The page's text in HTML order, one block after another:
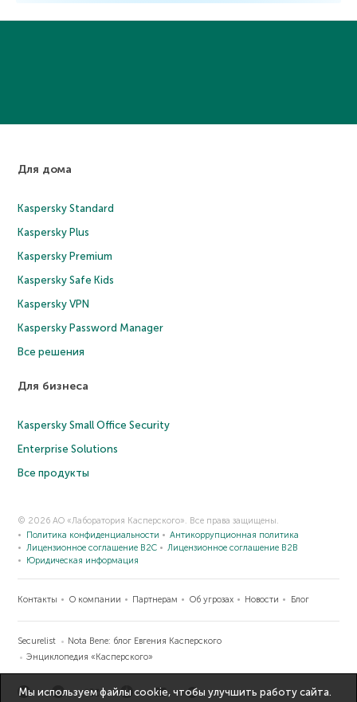
Для дома
Kaspersky Standard
Kaspersky Plus
Kaspersky Premium
Kaspersky Safe Kids
Kaspersky VPN
Kaspersky Password Manager
Все решения
Для бизнеса
Kaspersky Small Office Security
Enterprise Solutions
Все продукты
© 2026 АО «Лаборатория Касперского». Все права защищены.
Политика конфиденциальности
Антикоррупционная политика
Лицензионное соглашение B2C
Лицензионное соглашение B2B
Юридическая информация
Контакты О компании Партнерам Об угрозах Новости Блог
Securelist
Nota Bene: блог Евгения Касперского
Энциклопедия «Касперского»
Мы используем файлы cookie, чтобы улучшить работу сайта.